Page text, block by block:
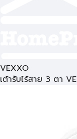
VEXXO
เต้ารับไร้สาย 3 ตา